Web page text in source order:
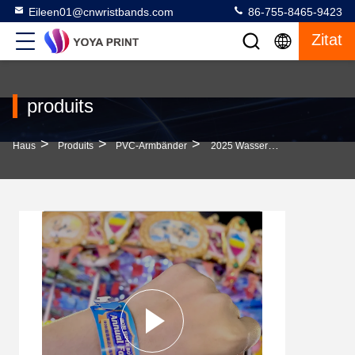
Eileen01@cnwristbands.com 86-755-8465-9423
Zitat
produits
Haus > Produits > PVC-Armbänder > 2025 Wasserdicht Custom Vollfarb Logo Plastik Armband Für Veranstaltungen